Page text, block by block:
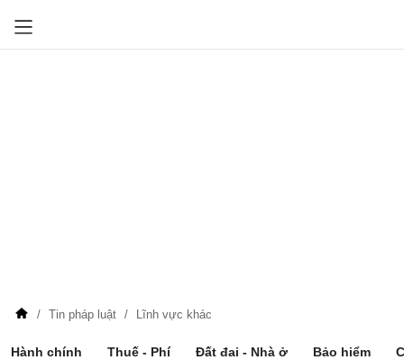
Tin pháp luật Lĩnh vực khác
Hành chính Thuế - Phí Đất đai - Nhà ở Bảo hiểm